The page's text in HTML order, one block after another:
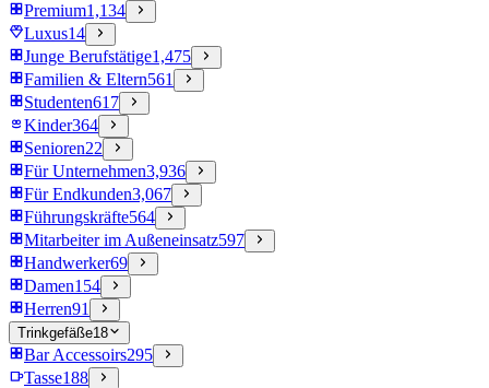
Premium1,134
Luxus14
Junge Berufstätige1,475
Familien & Eltern561
Studenten617
Kinder364
Senioren22
Für Unternehmen3,936
Für Endkunden3,067
Führungskräfte564
Mitarbeiter im Außeneinsatz597
Handwerker69
Damen154
Herren91
Trinkgefäße18
Bar Accessoirs295
Tasse188